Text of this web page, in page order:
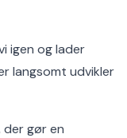
igen og lader
langsomt udvikler
gør en